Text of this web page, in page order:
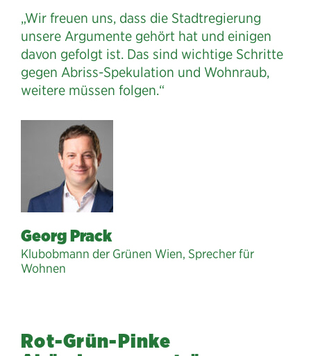
„Wir freuen uns, dass die Stadtregierung
unsere Argumente gehört hat und einigen
davon gefolgt ist. Das sind wichtige Schritte
gegen Abriss-Spekulation und Wohnraub,
weitere müssen folgen.“
Georg Prack
Klubobmann der Grünen Wien, Sprecher für
Wohnen
Rot-Grün-Pinke